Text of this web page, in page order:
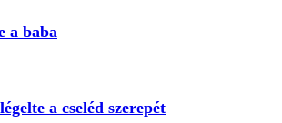
a baba
a cseléd szerepét